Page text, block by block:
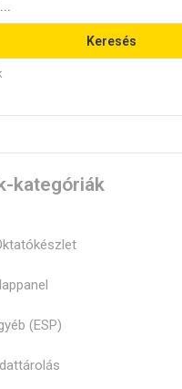
Keresés
kategóriák
(ESP)